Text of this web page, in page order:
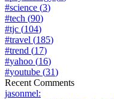
#science (3)
#tech (90)
#tjc (104)
#travel (185)
#trend (17)
#yahoo (16)
#youtube (31)
Recent Comments
jasonmel: